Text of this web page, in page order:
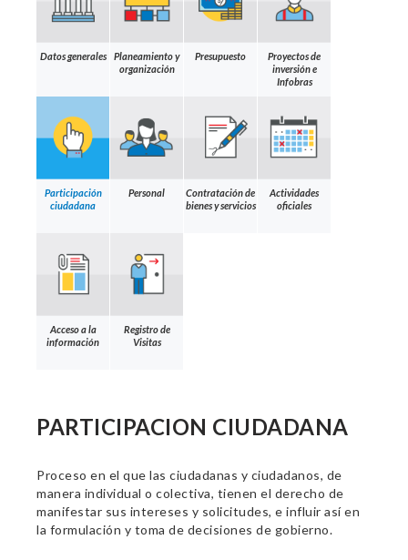
Datos generales
Planeamiento y
organización
Presupuesto
Proyectos de
inversión e
Infobras
Participación
ciudadana
Personal
Contratación de
bienes y servicios
Actividades
oficiales
Acceso a la
información
Registro de
Visitas
PARTICIPACION CIUDADANA
Proceso en el que las ciudadanas y ciudadanos, de
manera individual o colectiva, tienen el derecho de
manifestar sus intereses y solicitudes, e influir así en
la formulación y toma de decisiones de gobierno.